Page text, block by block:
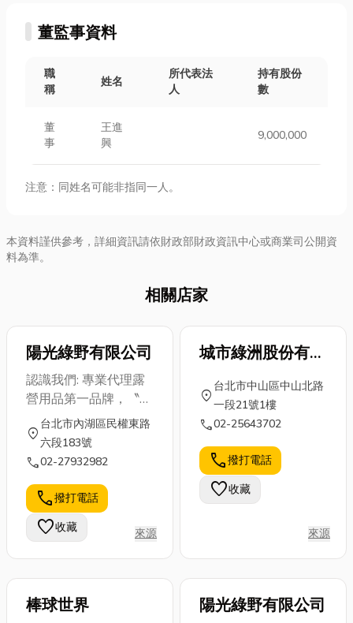
董監事資料
職
稱
姓名
所代表法
人
持有股份
數
董
事
王進
興
9,000,000
注意：同姓名可能非指同一人。
本資料謹供參考，詳細資訊請依財政部財政資訊中心或商業司公開資
料為準。
相關店家
陽光綠野有限公司
認識我們: 專業代理露
營用品第一品牌，〝
日本鹿牌 〞(CAPTAIN
STAG)露營休閒用品。
■ 專業販賣各式露營
車輛代為規劃、設計、
施工 ■ 使用中之車輛作
選擇性改裝(不限車種)
location_on
台北市內湖區民權東路
六段183號
call02-27932982
call撥打電話
favorite收藏 來源
城市綠洲股份有限
公司(中山店)
location_on
台北市中山區中山北路
一段21號1樓
call02-25643702
call撥打電話
favorite收藏
來源
棒球世界 陽光綠野有限公司